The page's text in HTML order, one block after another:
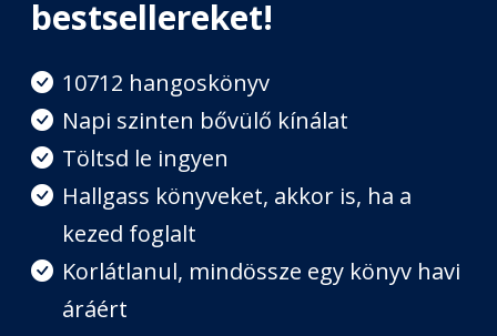
2. Tested irányítása elméd
Fejezet hossza: 00:21:20
3. Kezdesz segíteni magadon
Fejezet hossza: 00:16:37
Fejezet hossza: 00:15:08
bestsellereket!
10712 hangoskönyv
Napi szinten bővülő kínálat
Töltsd le ingyen
Hallgass könyveket, akkor is, ha a
kezed foglalt
Korlátlanul, mindössze egy könyv havi
áráért